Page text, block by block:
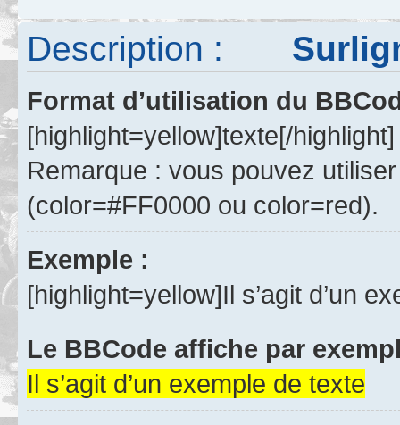
Description :
Format d’utilisation du
[highlight=yellow]texte[/highlight]
Remarque : vous pouvez
(color=#FF0000 ou color=red).
Exemple :
[highlight=yellow]Il s’agit d’un
Le BBCode affiche par
Il s’agit d’un exemple de texte